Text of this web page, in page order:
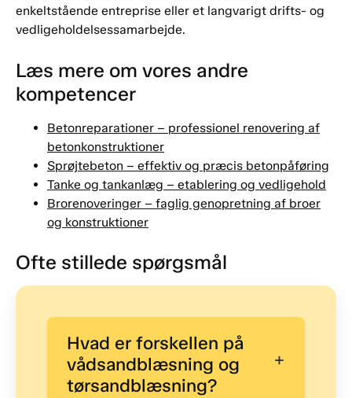
enkeltstående entreprise eller et langvarigt drifts- og
vedligeholdelsessamarbejde.
Læs mere om vores andre
kompetencer
Betonreparationer – professionel renovering af
betonkonstruktioner
Sprøjtebeton – effektiv og præcis betonpåføring
Tanke og tankanlæg – etablering og vedligehold
Brorenoveringer – faglig genopretning af broer
og konstruktioner
Ofte stillede spørgsmål
Hvad er forskellen på
vådsandblæsning og
tørsandblæsning?
+